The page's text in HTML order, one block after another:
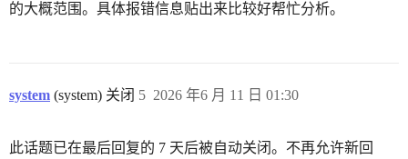
的大概范围。具体报错信息贴出来比较好帮忙分析。
system (system) 关闭 2026 年6 月 11 日 01:30
5
此话题已在最后回复的 7 天后被自动关闭。不再允许新回